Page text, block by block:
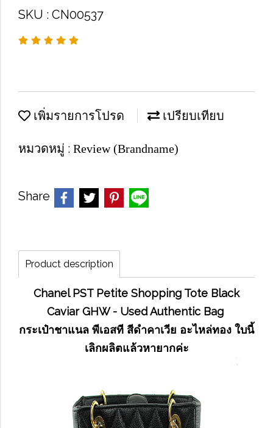
SKU : CN00537
เพิ่มรายการโปรด เปรียบเทียบ
หมวดหมู่ : Review (Brandname)
Share
Product description
Chanel PST Petite Shopping Tote Black
Caviar GHW - Used Authentic Bag
กระเป๋าชาแนล พีเอสที สีดำคาเวีย อะไหล่ทอง ใบนี้
เลิกผลิตแล้วหายากค่ะ